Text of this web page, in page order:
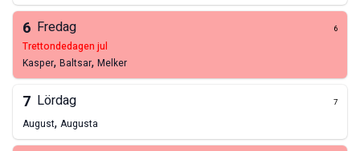
6 Fredag 6
trettondedagen jul
Kasper, Baltsar, Melker
7 Lördag 7
August, Augusta